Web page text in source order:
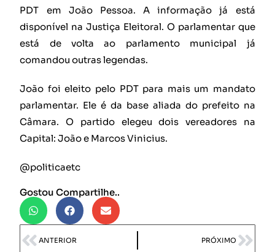
PDT em João Pessoa. A informação já está
disponível na Justiça Eleitoral. O parlamentar que
está de volta ao parlamento municipal já
comandou outras legendas.
João foi eleito pelo PDT para mais um mandato
parlamentar. Ele é da base aliada do prefeito na
Câmara. O partido elegeu dois vereadores na
Capital: João e Marcos Vinicius.
@politicaetc
Gostou Compartilhe..
ANTERIOR PRÓXIMO